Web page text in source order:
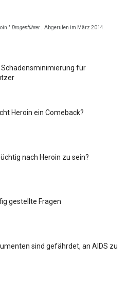
Drogenführer. Abgerufen im März 2014.
Schadensminimierung für
Heroin ein Comeback?
nach Heroin zu sein?
gestellte Fragen
sind gefährdet, an AIDS zu